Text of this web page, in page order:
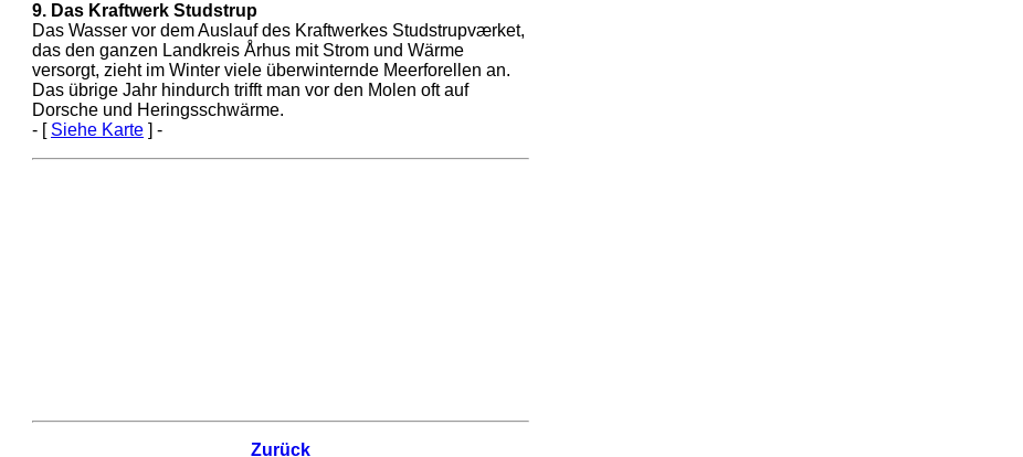
9. Das Kraftwerk Studstrup
Das Wasser vor dem Auslauf des Kraftwerkes Studstrupværket,
das den ganzen Landkreis Århus mit Strom und Wärme
versorgt, zieht im Winter viele überwinternde Meerforellen an.
Das übrige Jahr hindurch trifft man vor den Molen oft auf
Dorsche und Heringsschwärme.
- [ Siehe Karte ] -
Zurück